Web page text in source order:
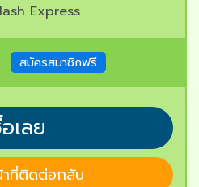
Express
สมัครสมาชิกฟรี
เลย
าที่ติดต่อกลับ